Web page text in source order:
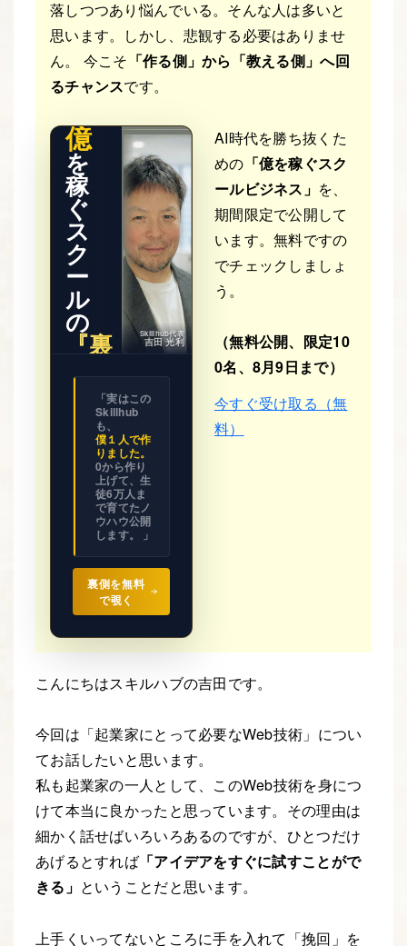
落しつつあり悩んでいる。そんな人は多いと
思います。しかし、悲観する必要はありませ
ん。 今こそ 「作る側」から「教える側」へ回
るチャンスです。
AL STO
億
を
稼
ぐ
ス
ク
ー
ル
の
『裏
ビジネス
の設計図
全て見せ
Skillhub代表
吉田 光利
「実はこの
Skillhub
も、
僕１人で作
りました。
0から作り
上げて、生
徒6万人ま
で育てたノ
ウハウ公開
します。 」
裏側を無料
で覗く
AI時代を勝ち抜くた
めの 「億を稼ぐスク
ールビジネス」 を、
期間限定で公開して
います。無料ですの
でチェックしましょ
う。
（無料公開、限定10
0名、8月9日まで）
今すぐ受け取る（無
料）
こんにちはスキルハブの吉田です。
今回は「起業家にとって必要なWeb技術」につい
てお話したいと思います。
私も起業家の一人として、このWeb技術を身につ
けて本当に良かったと思っています。その理由は
細かく話せばいろいろあるのですが、ひとつだけ
あげるとすれば「アイデアをすぐに試すことがで
きる」 ということだと思います。
上手くいってないところに手を入れて「挽回」を